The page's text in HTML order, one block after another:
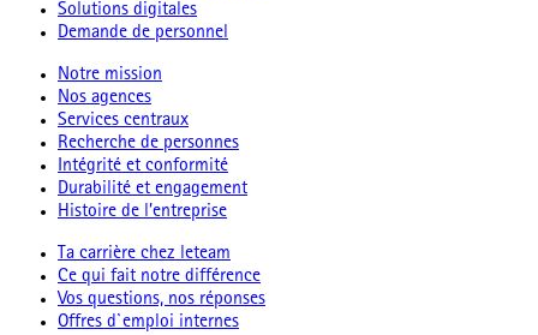
Solutions digitales
Demande de personnel
Notre mission
Nos agences
Services centraux
Recherche de personnes
Intégrité et conformité
Durabilité et engagement
Histoire de l’entreprise
Ta carrière chez leteam
Ce qui fait notre différence
Vos questions, nos réponses
Offres d`emploi internes